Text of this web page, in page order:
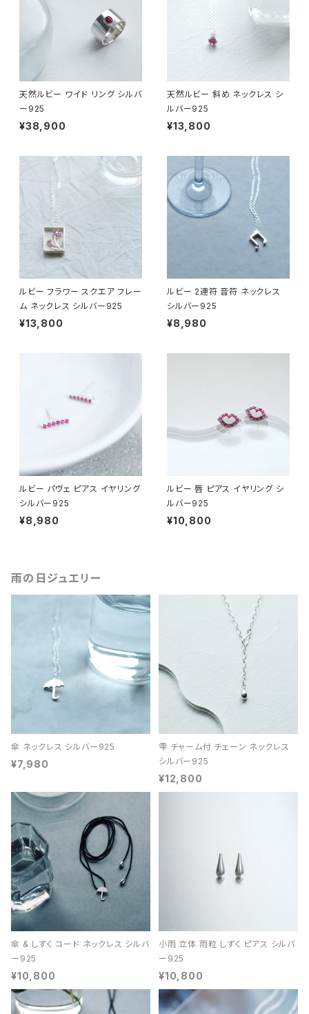
天然ルビー ワイド リング シルバ
ー925
¥38,900
天然ルビー 斜め ネックレス シ
ルバー925
¥13,800
ルビー フラワー スクエア フレー
ム ネックレス シルバー925
¥13,800
ルビー 2連符 音符 ネックレス
シルバー925
¥8,980
ルビー パヴェ ピアス イヤリング
シルバー925
¥8,980
ルビー 唇 ピアス イヤリング シ
ルバー925
¥10,800
雨の日ジュエリー
傘 ネックレス シルバー925
¥7,980
雫 チャーム付 チェーン ネックレス
シルバー925
¥12,800
傘 & しずく コード ネックレス シルバ
ー925
¥10,800
小雨 立体 雨粒 しずく ピアス シルバ
ー925
¥10,800